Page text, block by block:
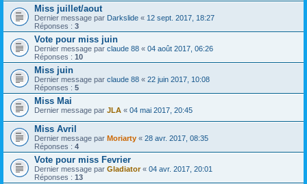
Miss juillet/aout
Dernier message par Darkslide « 12 sept. 2017, 18:27
Réponses : 3
Vote pour miss juin
Dernier message par claude 88 « 04 août 2017, 06:26
Réponses : 10
Miss juin
Dernier message par claude 88 « 22 juin 2017, 10:08
Réponses : 5
Miss Mai
Dernier message par JLA « 04 mai 2017, 20:45
Miss Avril
Dernier message par Moriarty « 28 avr. 2017, 08:35
Réponses : 4
Vote pour miss Fevrier
Dernier message par Gladiator« 04 avr. 2017, 20:01
Réponses : 13